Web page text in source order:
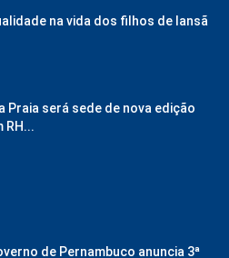
na vida dos filhos de Iansã
Praia será sede de nova edição
RH...
de Pernambuco anuncia 3ª